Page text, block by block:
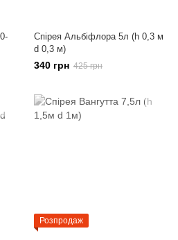
Спірея Альбіфлора 5л (h 0,3 м
d 0,3 м)
340 грн 425 грн
Розпродаж